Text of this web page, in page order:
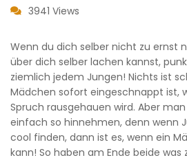
3941 Views
Wenn du dich selber nicht zu ernst
über dich selber lachen kannst,
ziemlich jedem Jungen! Nichts ist
Mädchen sofort eingeschnappt ist,
Spruch rausgehauen wird. Aber
einfach so hinnehmen, denn wenn
cool finden, dann ist es, wenn ein
kann! So haben am Ende beide was